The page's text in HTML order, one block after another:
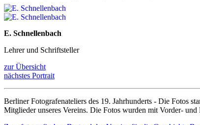
E. Schnellenbach
Lehrer und Schriftsteller
zur Übersicht
nächstes Portrait
Berliner Fotografenateliers des 19. Jahrhunderts - Die Fotos
Mitglieder unseres Vereins. Die Fotos wurden mit Vorder-